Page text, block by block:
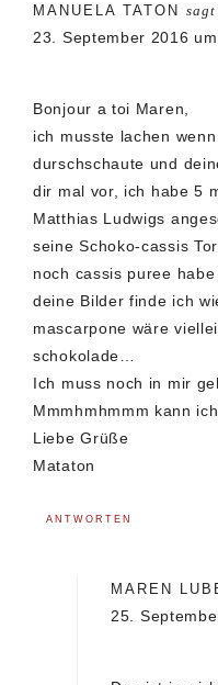
MANUELA TATON sagt
23. September 2016
Bonjour a toi Maren,
ich musste lachen
durschschaute und
dir mal vor, ich habe 5
Matthias Ludwigs
seine Schoko-cassis
noch cassis puree
deine Bilder finde ich
mascarpone wäre
schokolade…
Ich muss noch in mir
Mmmhmhmmm kann
Liebe Grüße
Mataton
ANTWORTEN
MAREN
25.